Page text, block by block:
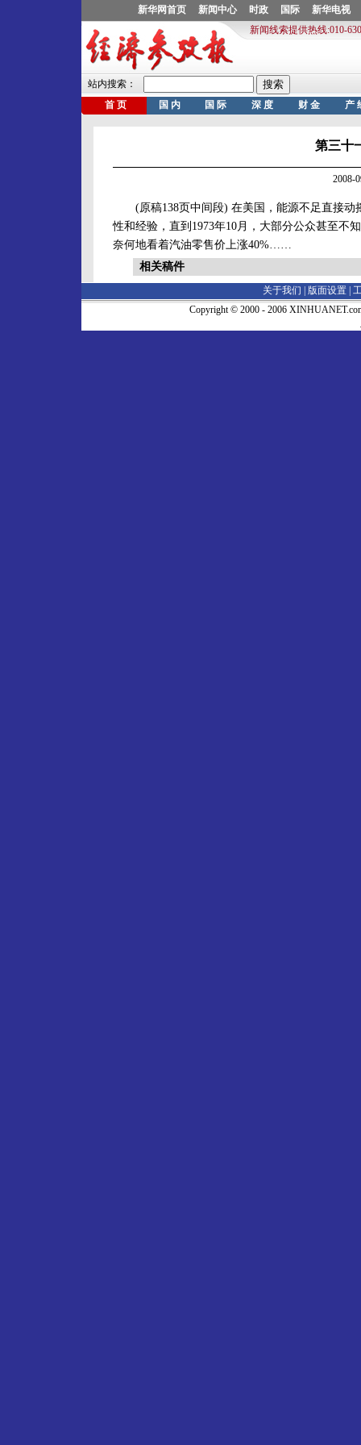
第三十
2008-
(原稿138页中间段) 在美国，能源不足直接动
性和经验，直到1973年10月，大部分公众甚至不
奈何地看着汽油零售价上涨40%……
相关稿件
关于我们 | 版面设置
Copyright © 2000 - 2006